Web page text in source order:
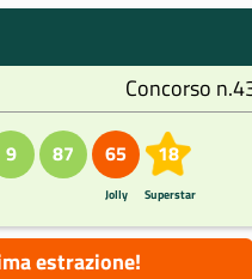
Concorso
9 87 65
Jolly
18
Superstar
estrazione!